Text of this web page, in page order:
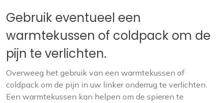
Gebruik eventueel een
warmtekussen of coldpack om de
pijn te verlichten.
Overweeg het gebruik van een warmtekussen of
coldpack om de pijn in uw linker onderrug te verlichten.
Een warmtekussen kan helpen om de spieren te